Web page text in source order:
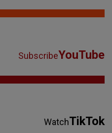
SubscribeYouTube
WatchTikTok